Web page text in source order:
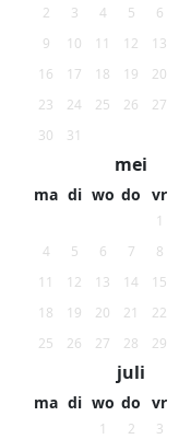
2
3 4 5 6
9
10 11 12 13
16
17 18 19 20
23
24 25 26 27
30
31
mei
ma di wo do vr
1
4
5 6 7 8
11
12 13 14 15
18
19 20 21 22
25
26 27 28 29
juli
ma di wo do vr
1 2 3